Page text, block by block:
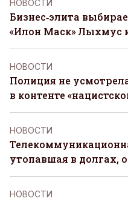
НОВОСТИ
Бизнес‑элита
«Илон Маск» Лыхмус
НОВОСТИ
Полиция не
в контенте
НОВОСТИ
утопавшая в долгах,
НОВОСТИ